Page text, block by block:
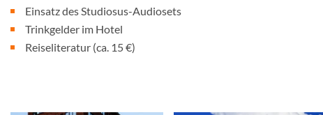
Einsatz des Studiosus-Audiosets
Trinkgelder im Hotel
Reiseliteratur (ca. 15 €)